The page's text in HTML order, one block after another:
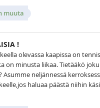
muuta
!
olevassa kaapissa on
on minusta liikaa. Tietääkö
Asumme neljännessä
haluaa päästä niihin